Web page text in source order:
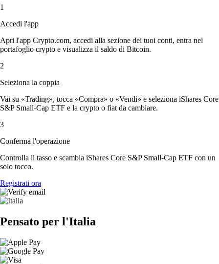
1
Accedi l'app
Apri l'app Crypto.com, accedi alla sezione dei tuoi conti, entra nel
portafoglio crypto e visualizza il saldo di Bitcoin.
2
Seleziona la coppia
Vai su «Trading», tocca «Compra» o «Vendi» e seleziona iShares Core
S&P Small-Cap ETF e la crypto o fiat da cambiare.
3
Conferma l'operazione
Controlla il tasso e scambia iShares Core S&P Small-Cap ETF con un
solo tocco.
Registrati ora
Pensato per l'Italia